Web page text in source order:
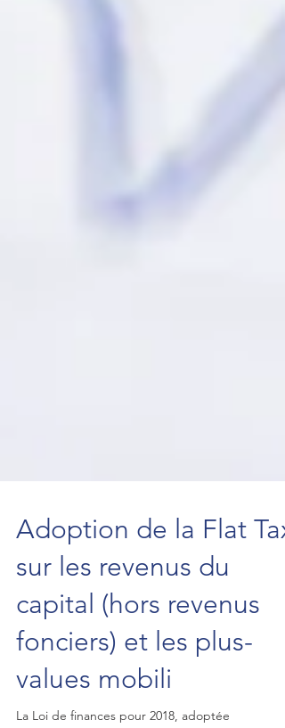
Adoption de la Flat Tax
sur les revenus du
capital (hors revenus
fonciers) et les plus-
values mobili